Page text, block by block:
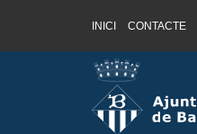
Saltar al contingut
Saltar a la navegació
Informació de contacte
INICI CONTACTE